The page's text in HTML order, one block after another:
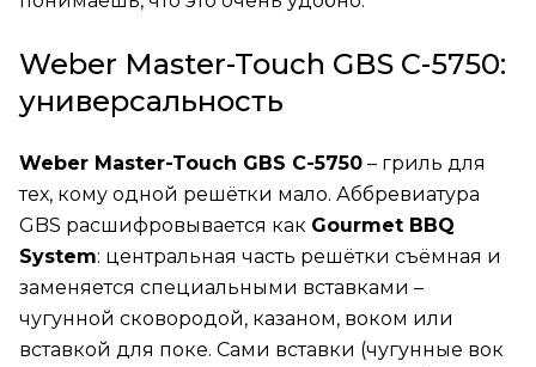
Weber Master-Touch GBS C-5750:
универсальность
Weber Master-Touch GBS C-5750 – гриль для
тех, кому одной решётки мало. Аббревиатура
GBS расшифровывается как Gourmet BBQ
System: центральная часть решётки съёмная и
заменяется специальными вставками –
чугунной сковородой, казаном, воком или
вставкой для поке. Сами вставки (чугунные вок